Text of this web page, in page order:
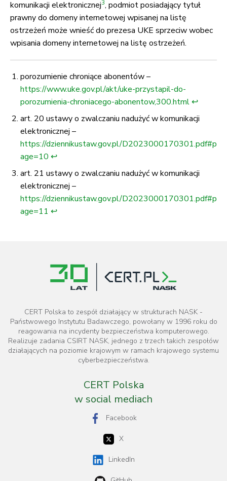
komunikacji elektronicznej3, podmiot posiadający tytuł
prawny do domeny internetowej wpisanej na listę
ostrzeżeń może wnieść do prezesa UKE sprzeciw wobec
wpisania domeny internetowej na listę ostrzeżeń.
porozumienie chroniące abonentów –
https://www.uke.gov.pl/akt/uke-przystapil-do-
porozumienia-chroniacego-abonentow,300.html↩
art. 20 ustawy o zwalczaniu nadużyć w komunikacji
elektronicznej –
https://dziennikustaw.gov.pl/D2023000170301.pdf#p
age=10 ↩
art. 21 ustawy o zwalczaniu nadużyć w komunikacji
elektronicznej –
https://dziennikustaw.gov.pl/D2023000170301.pdf#p
age=11 ↩
CERT Polska to zespół działający w strukturach NASK -
Państwowego Instytutu Badawczego, powołany w 1996 roku do
reagowania na incydenty bezpieczeństwa komputerowego.
Realizuje zadania CSIRT NASK, jednego z trzech takich zespołów
działających na poziomie krajowym w ramach krajowego systemu
cyberbezpieczeństwa.
CERT Polska
w social mediach
Facebook
X
LinkedIn